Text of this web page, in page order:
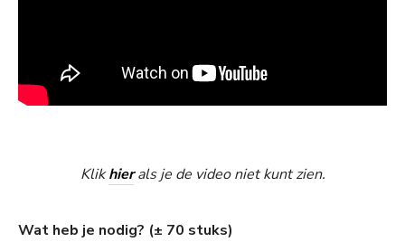
Klikhierals je de video niet kunt zien.
Wat heb je nodig? (± 70 stuks)